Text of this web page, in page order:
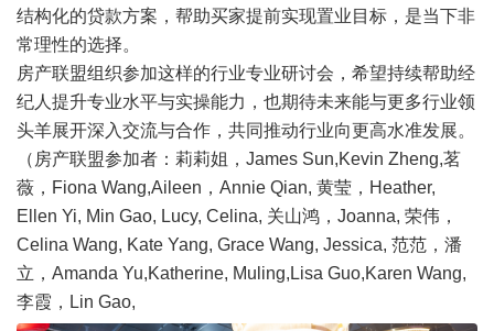
结构化的贷款方案，帮助买家提前实现置业目标，是当下非
常理性的选择。
房产联盟组织参加这样的行业专业研讨会，希望持续帮助经
纪人提升专业水平与实操能力，也期待未来能与更多行业领
头羊展开深入交流与合作，共同推动行业向更高水准发展。
（房产联盟参加者：莉莉姐，James Sun,Kevin Zheng,茗
薇，Fiona Wang,Aileen，Annie Qian, 黄莹，Heather,
Ellen Yi, Min Gao, Lucy, Celina, 关山鸿，Joanna, 荣伟，
Celina Wang, Kate Yang, Grace Wang, Jessica, 范范，潘
立，Amanda Yu,Katherine, Muling,Lisa Guo,Karen Wang,
李霞，Lin Gao,